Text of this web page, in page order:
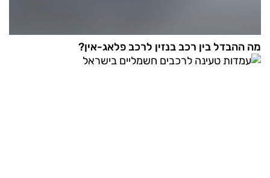
מה ההבדל בין רכב בנזין לרכב פלאג-אין?